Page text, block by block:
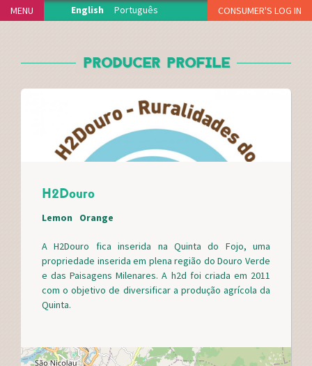
Jump to navigation
MENU CONSUMER'S LOG IN
THE PROJECT
HOW IT WORKS
NEWS
THANKS
FAQS
CONTACT
English Português
PRODUCER PROFILE
H2Douro
Lemon Orange
A H2Douro fica inserida na Quinta do Fojo, uma
propriedade inserida em plena região do Douro Verde
e das Paisagens Milenares. A h2d foi criada em 2011
com o objetivo de diversificar a produção agrícola da
Quinta.